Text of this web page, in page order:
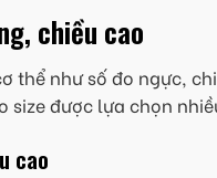
chiều cao
thể như số đo ngực,
được lựa chọn
cao